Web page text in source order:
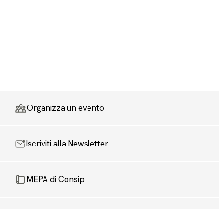
Organizza un evento
Iscriviti alla Newsletter
MEPA di Consip